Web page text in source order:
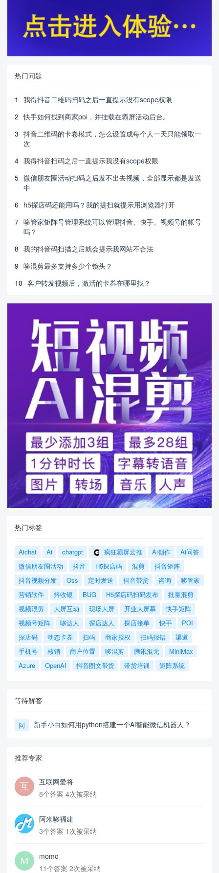
热门问题
1
我得抖音二维码扫码之后一直提示没有scope权限
2 快手如何找到商家poi，并挂载在霸屏活动后台。
3 抖音二维码的卡卷模式，怎么设置成每个人一天只能领取一
次
4 我得抖音扫码之后一直提示我没有scope权限
5 微信朋友圈活动扫码之后发不出去视频，全部显示都是发送
中
6 h5探店码还能用吗？我的提扫就提示用浏览器打开
7 哆管家矩阵号管理系统可以管理抖音、快手、视频号的帐号
吗？
8 我的抖音码扫描之后就会提示我网站不合法
9 哆混剪最多支持多少个镜头？
10 客户转发视频后，激活的卡券在哪里找？
热门标签
Aichat Ai chatgpt 疯狂霸屏云推 Ai创作
Ai问答
微信朋友圈活动
抖音 H5探店码 混剪
抖音矩阵
抖音视频分发
Oss 定时发送 抖音带货 咨询
哆管家
营销软件
抖收银 BUG H5探店码扫码发布
批量混剪
视频混剪
大屏互动 现场大屏 开业大屏幕
快手矩阵
视频号矩阵
哆达人 探店达人 探店接单 快手
POI
探店码
动态卡券 扫码 商家授权 扫码报错
渠道
手机号
核销 商户位置 哆混剪 腾讯混元
MiniMax
Azure
OpenAI 抖音图文带货 带货培训 矩阵系统
等待解答
问 新手小白如何用python搭建一个Ai智能微信机器人？
推荐专家
互联网爱将
8个答案 4次被采纳
阿米哆福建
3个答案 1次被采纳
momo
11个答案 2次被采纳